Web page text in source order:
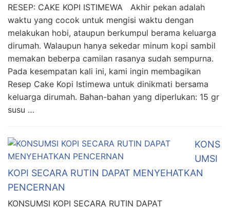
RESEP: CAKE KOPI ISTIMEWA Akhir pekan adalah
waktu yang cocok untuk mengisi waktu dengan
melakukan hobi, ataupun berkumpul berama keluarga
dirumah. Walaupun hanya sekedar minum kopi sambil
memakan beberpa camilan rasanya sudah sempurna.
Pada kesempatan kali ini, kami ingin membagikan
Resep Cake Kopi Istimewa untuk dinikmati bersama
keluarga dirumah. Bahan-bahan yang diperlukan: 15 gr
susu …
KONS
UMSI
KOPI SECARA RUTIN DAPAT MENYEHATKAN
PENCERNAN
KONSUMSI KOPI SECARA RUTIN DAPAT